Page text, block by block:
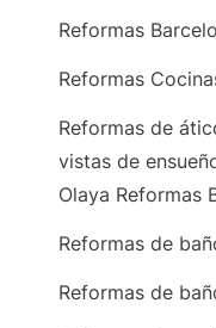
Reformas
Reformas
Reformas de
vistas de
Olaya Reformas
Reformas de
Reformas de